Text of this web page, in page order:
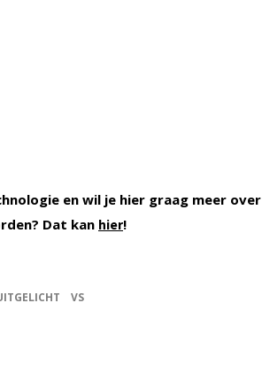
en wil je hier graag meer over
Dat kan hier!
VS